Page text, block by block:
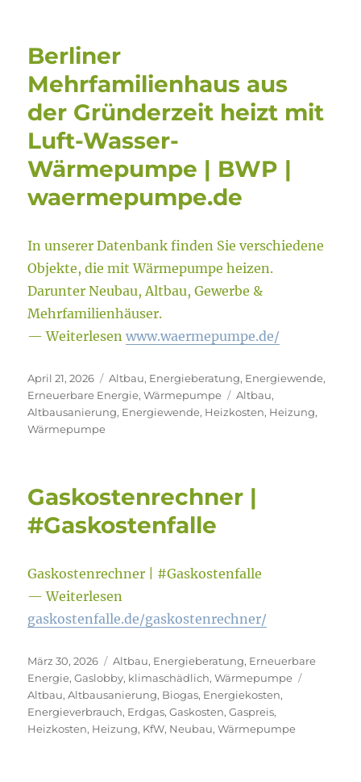
Berliner
Mehrfamilienhaus aus
der Gründerzeit heizt mit
Luft-Wasser-
Wärmepumpe | BWP |
waermepumpe.de
In unserer Datenbank finden Sie verschiedene
Objekte, die mit Wärmepumpe heizen.
Darunter Neubau, Altbau, Gewerbe &
Mehrfamilienhäuser.
— Weiterlesenwww.waermepumpe.de/
Veröffentlicht
am
April 21, 2026 Kategorien
Altbau, Energieberatung, Energiewende,
Erneuerbare Energie,Wärmepumpe Schlagwörter
Altbau,
Altbausanierung, Energiewende, Heizkosten, Heizung,
Wärmepumpe
Gaskostenrechner |
#Gaskostenfalle
Gaskostenrechner | #Gaskostenfalle
— Weiterlesen
gaskostenfalle.de/gaskostenrechner/
Veröffentlicht
am
März 30, 2026 Kategorien
Altbau, Energieberatung, Erneuerbare
Energie,Gaslobby, klimaschädlich,Wärmepumpe
Altbau,Altbausanierung, Biogas, Energiekosten,
Energieverbrauch, Erdgas,Gaskosten,Gaspreis,
Heizkosten, Heizung, KfW, Neubau,Wärmepumpe